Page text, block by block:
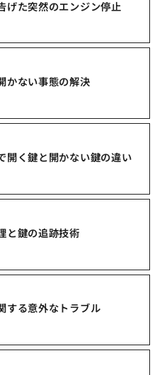
げた突然のエンジン停止
かない事態の解決
開く鍵と開かない鍵の違い
と鍵の追跡技術
する意外なトラブル